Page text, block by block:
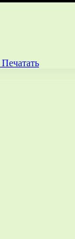
Печатать